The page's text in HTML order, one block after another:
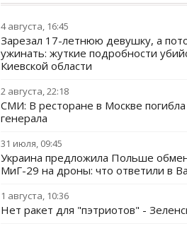
4 августа, 16:45
Зарезал 17-летнюю девушку, а
ужинать: жуткие подробности
Киевской области
2 августа, 22:18
СМИ: В ресторане в Москве
генерала
31 июля, 09:45
Украина предложила Польше
МиГ-29 на дроны: что ответили в
1 августа, 10:36
Нет ракет для "пэтриотов" -